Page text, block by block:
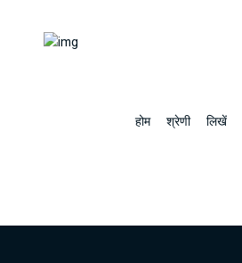
होम श्रेणी लिखें